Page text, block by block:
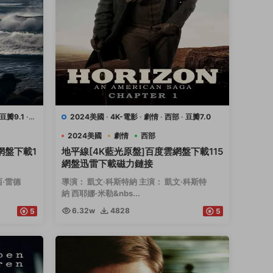
豆瓣9.1 ·
盤下載1
雷德
5
2024美國 · 4K-電影 · 劇情 · 西部 · 豆瓣7.0
2024美國 劇情 西部
地平線[4K藍光原盤]百度雲網盤下載115
網盤迅雷下載磁力鏈接
導演： 凱文·科斯特納 主演： 凱文·科斯特
納 西耶娜·米勒&nbs...
6.32w 4828 5